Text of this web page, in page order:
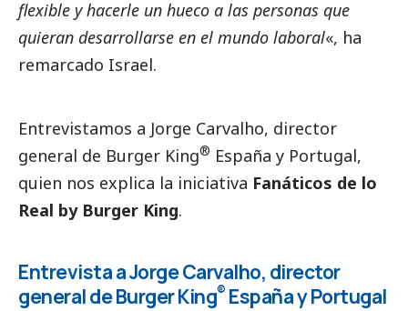
flexible y hacerle un hueco a las personas que
quieran desarrollarse en el mundo laboral«, ha
remarcado Israel.
Entrevistamos a Jorge Carvalho, director
general de Burger King® España y Portugal,
quien nos explica la iniciativa Fanáticos de lo
Real by Burger King.
Entrevista a Jorge Carvalho, director
general de Burger King® España y Portugal